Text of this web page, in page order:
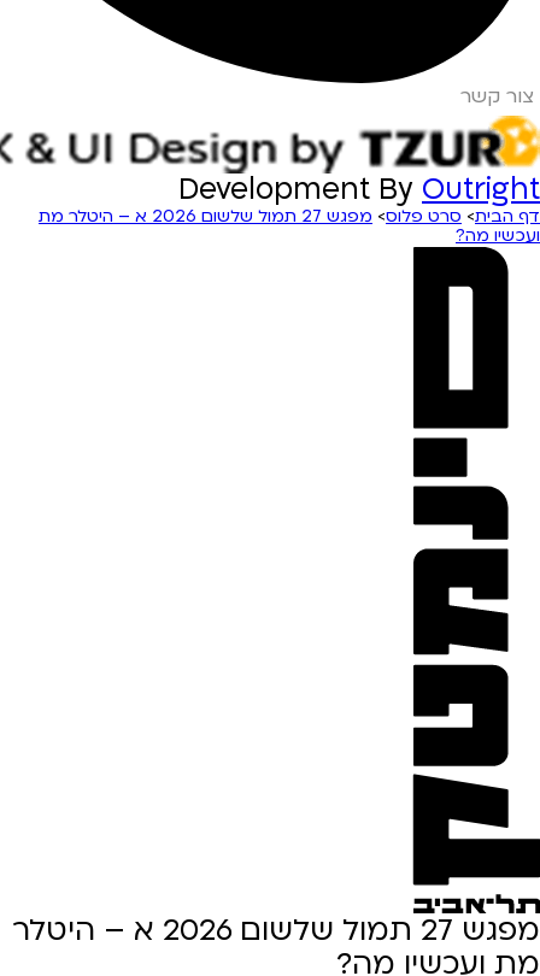
צור קשר
Development By Outright
דף הבית> סרט פלוס>
מפגש 27 תמול שלשום 2026 א – היטלר מת
ועכשיו מה?
מפגש 27 תמול שלשום 2026 א – היטלר
מת ועכשיו מה?